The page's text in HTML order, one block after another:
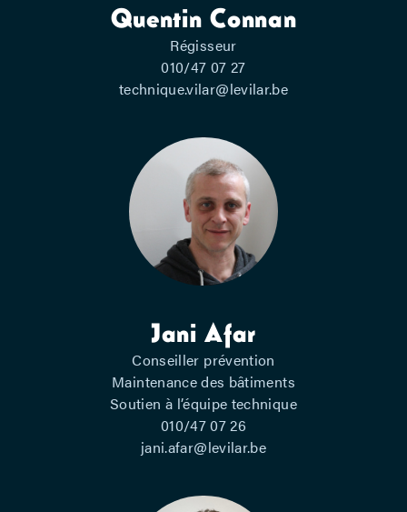
Quentin Connan
Régisseur
010/47 07 27
technique.vilar@levilar.be
Jani Afar
Conseiller prévention
Maintenance des bâtiments
Soutien à l’équipe technique
010/47 07 26
jani.afar@levilar.be